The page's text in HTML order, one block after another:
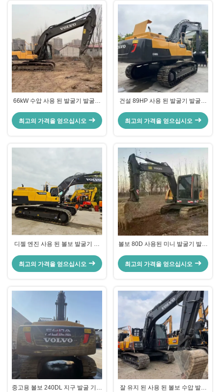
66kW 수압 사용 된 발굴기 발굴기
최고의 가격을 얻으십시오
건설 89HP 사용 된 발굴기 발굴기
최고의 가격을 얻으십시오
디젤 엔진 사용 된 볼보 발굴기 볼
최고의 가격을 얻으십시오
볼보 80D 사용된 미니 발굴기 발굴
최고의 가격을 얻으십시오
중고용 볼보 240DL 지구 발굴 기계
잘 유지 된 사용 된 볼보 수압 발굴